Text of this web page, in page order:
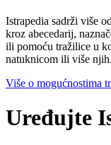
Istrapedia sadrži više
kroz abecedarij,
ili pomoću tražilice u
natuknicom ili više njih.
Više o mogućnostima
Uređujte